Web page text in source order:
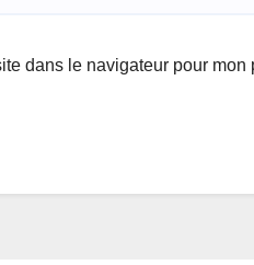
dans le navigateur pour mon